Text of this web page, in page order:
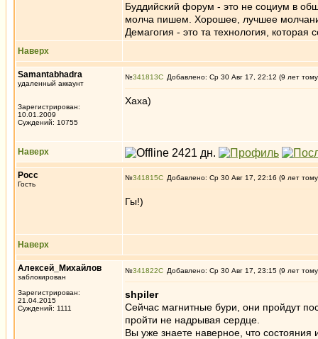
Буддийский форум - это не социум в
молча пишем. Хорошее, лучшее
Демагогия - это та технология,
Наверх
Samantabhadra
удаленный аккаунт
Зарегистрирован:
10.01.2009
Суждений: 10755
№341813 Добавлено: Ср 30 Авг 17, 22:12 (9 лет
Хаха)
Наверх
Росс
Гость
№341815 Добавлено: Ср 30 Авг 17, 22:16 (9 лет
Гы!)
Наверх
Алексей_Михайлов
заблокирован
Зарегистрирован:
21.04.2015
Суждений: 1111
№341822 Добавлено: Ср 30 Авг 17, 23:15 (9 лет
shpiler
Сейчас магнитные бури, они пройдут
пройти не надрывая сердце.
Вы уже знаете наверное, что состояния